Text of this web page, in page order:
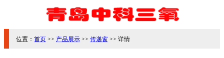
位置： 首页 >> 产品展示 >> 传递窗 >> 详情